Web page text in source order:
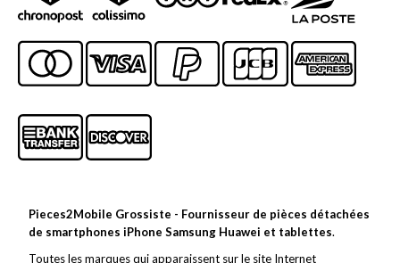
Pieces2Mobile Grossiste - Fournisseur de pièces détachées
de smartphones iPhone Samsung Huawei et tablettes.
Toutes les marques qui apparaissent sur le site Internet